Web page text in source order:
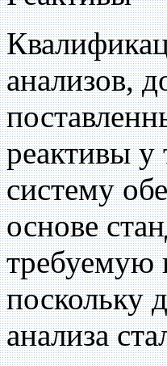
анализов,
реактивы у
систему
основе
требуемую
поскольку
анализа